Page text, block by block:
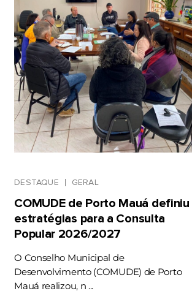
DESTAQUE GERAL
COMUDE de Porto Mauá definiu
estratégias para a Consulta
Popular 2026/2027
O Conselho Municipal de
Desenvolvimento (COMUDE) de Porto
Mauá realizou, n ...